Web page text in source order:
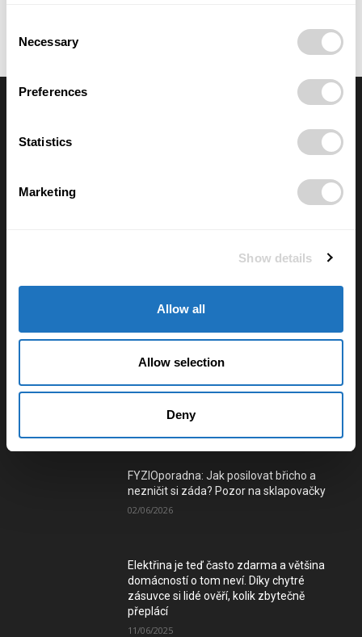
Selection
Necessary
Preferences
Statistics
Marketing
Show details
Allow all
Allow selection
Deny
Anna Vojtková vybudovala značku
Nové číslo POSITIV MAN – O rozhodnutích,
28/05/2026
Nejčtenější
FYZIOporadna: Jak posilovat břicho a
nezničit si záda? Pozor na sklapovačky
02/06/2026
Elektřina je teď často zdarma a většina
domácností o tom neví. Díky chytré
zásuvce si lidé ověří, kolik zbytečně
přeplácí
11/06/2025